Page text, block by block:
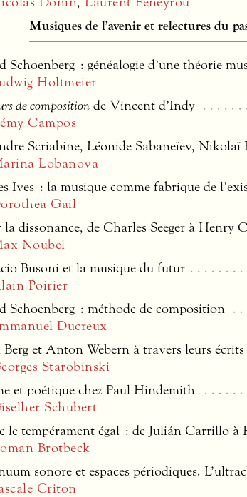
Musiques de l’avenir et relectures du
Schoenberg : généalogie d’une théorie
Holtmeier
de composition de Vincent d’Indy
Campos
Scriabine, Léonide Sabaneïev,
Lobanova
Ives : la musique comme fabrique de
Gail
la dissonance, de Charles Seeger à Henry
Noubel
Busoni et la musique du futur
Poirier
Schoenberg : méthode de composition
Ducreux
et Anton Webern à travers leurs écrits
Starobinski
et poétique chez Paul Hindemith
Schubert
le tempérament égal : de Julián Carrillo à
Brotbeck
sonore et espaces périodiques.
Criton